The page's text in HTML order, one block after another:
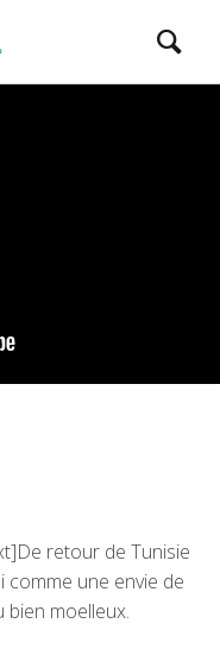
retour de Tunisie
comme une envie de
bien moelleux.